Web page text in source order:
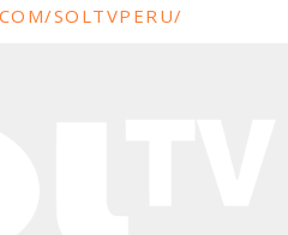
SOLTVPERU/